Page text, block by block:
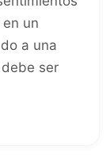
un
a una
ser